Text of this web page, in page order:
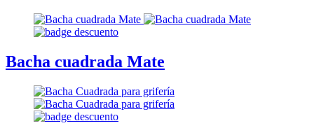
Bacha cuadrada Mate